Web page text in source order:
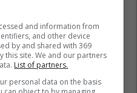
and information from
and other device
by and shared with 369
this site. We and our partners
List of partners.
personal data on the basis